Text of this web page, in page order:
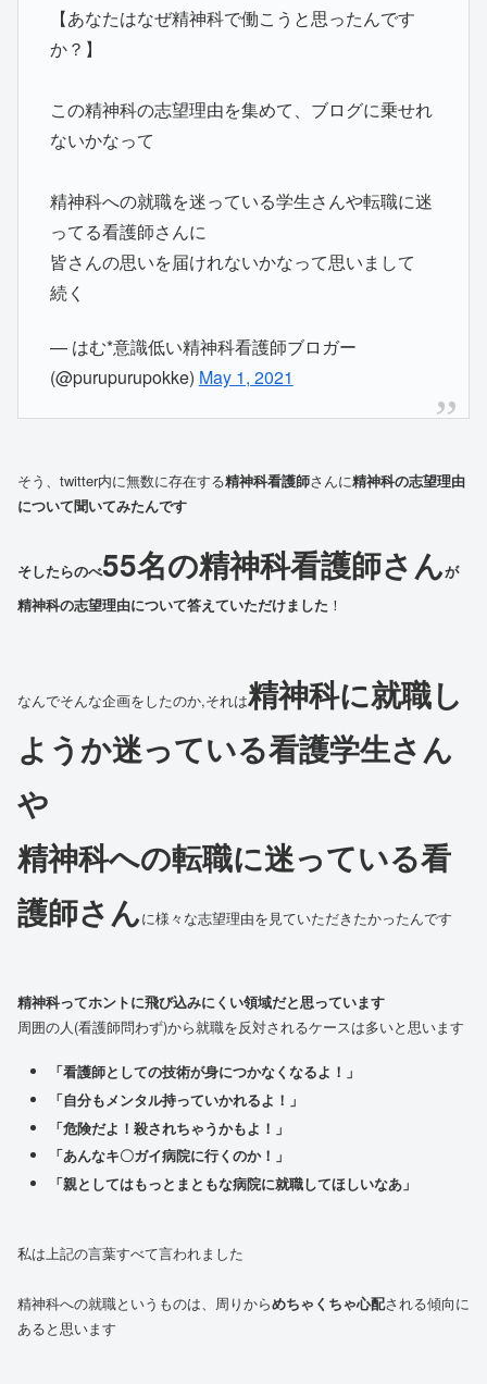
【あなたはなぜ精神科で働こうと思ったんです
か？】
この精神科の志望理由を集めて、ブログに乗せれ
ないかなって
精神科への就職を迷っている学生さんや転職に迷
ってる看護師さんに
皆さんの思いを届けれないかなって思いまして
続く
— はむ*意識低い精神科看護師ブロガー
(@purupurupokke) May 1, 2021
そう、twitter内に無数に存在する精神科看護師さんに精神科の志望理由
について聞いてみたんです
そしたらのべ55名の精神科看護師さんが
精神科の志望理由について答えていただけました ！
なんでそんな企画をしたのか,それは精神科に就職し
ようか迷っている看護学生さん
や
精神科への転職に迷っている看
護師さんに様々な志望理由を見ていただきたかったんです
精神科ってホントに飛び込みにくい領域だと思っています
周囲の人(看護師問わず)から就職を反対されるケースは多いと思います
「看護師としての技術が身につかなくなるよ！」
「自分もメンタル持っていかれるよ！」
「危険だよ！殺されちゃうかもよ！」
「あんなキ〇ガイ病院に行くのか！」
「親としてはもっとまともな病院に就職してほしいなあ」
私は上記の言葉すべて言われました
精神科への就職というものは、周りからめちゃくちゃ心配される傾向に
あると思います